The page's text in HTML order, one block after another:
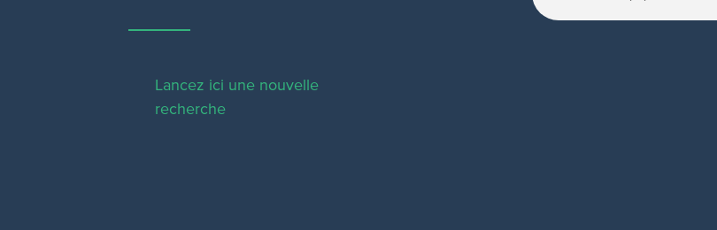
Lancez ici une nouvelle
recherche